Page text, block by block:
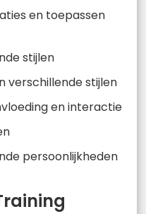
en toepassen
stijlen
verschillende stijlen
en interactie
persoonlijkheden